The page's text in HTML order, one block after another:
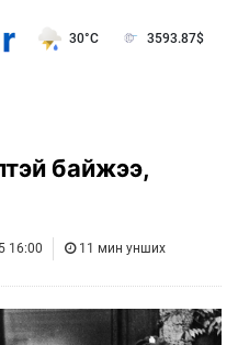
30°C 3593.87$
байжээ,
16:00 11 мин унших